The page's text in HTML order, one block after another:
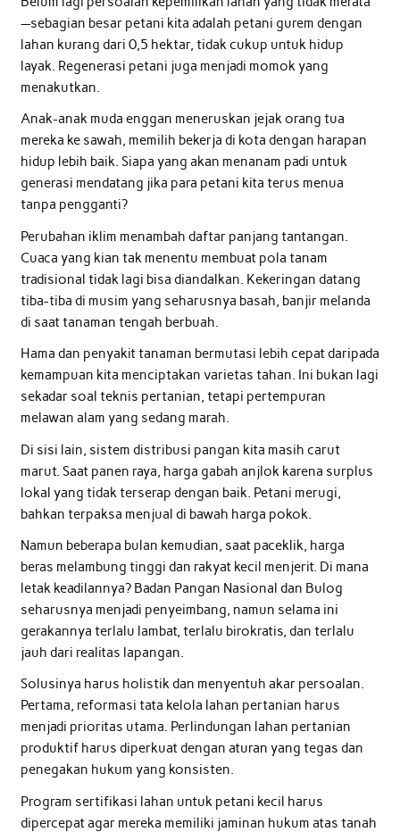
—sebagian besar petani kita adalah petani gurem dengan
lahan kurang dari 0,5 hektar, tidak cukup untuk hidup
layak. Regenerasi petani juga menjadi momok yang
menakutkan.
Anak-anak muda enggan meneruskan jejak orang tua
mereka ke sawah, memilih bekerja di kota dengan harapan
hidup lebih baik. Siapa yang akan menanam padi untuk
generasi mendatang jika para petani kita terus menua
tanpa pengganti?
Perubahan iklim menambah daftar panjang tantangan.
Cuaca yang kian tak menentu membuat pola tanam
tradisional tidak lagi bisa diandalkan. Kekeringan datang
tiba-tiba di musim yang seharusnya basah, banjir melanda
di saat tanaman tengah berbuah.
Hama dan penyakit tanaman bermutasi lebih cepat daripada
kemampuan kita menciptakan varietas tahan. Ini bukan lagi
sekadar soal teknis pertanian, tetapi pertempuran
melawan alam yang sedang marah.
Di sisi lain, sistem distribusi pangan kita masih carut
marut. Saat panen raya, harga gabah anjlok karena surplus
lokal yang tidak terserap dengan baik. Petani merugi,
bahkan terpaksa menjual di bawah harga pokok.
Namun beberapa bulan kemudian, saat paceklik, harga
beras melambung tinggi dan rakyat kecil menjerit. Di mana
letak keadilannya? Badan Pangan Nasional dan Bulog
seharusnya menjadi penyeimbang, namun selama ini
gerakannya terlalu lambat, terlalu birokratis, dan terlalu
jauh dari realitas lapangan.
Solusinya harus holistik dan menyentuh akar persoalan.
Pertama, reformasi tata kelola lahan pertanian harus
menjadi prioritas utama. Perlindungan lahan pertanian
produktif harus diperkuat dengan aturan yang tegas dan
penegakan hukum yang konsisten.
Program sertifikasi lahan untuk petani kecil harus
dipercepat agar mereka memiliki jaminan hukum atas tanah